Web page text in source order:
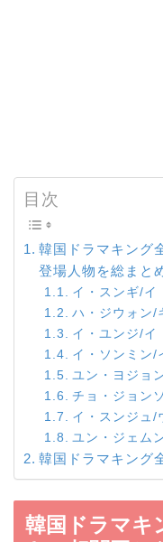
目次
韓国ドラマキング
登場人物を総まと
イ・スンギ/イ
ハ・ジウォン/
イ・ユンジ/イ
イ・ソンミン/
ユン・ヨジョ
チョ・ジョン
イ・スンジュ/
ユン・ジェム
韓国ドラマキング
韓国ドラマキ